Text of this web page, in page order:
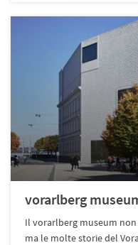
vorarlberg
Il vorarlberg museum
ma le molte storie del